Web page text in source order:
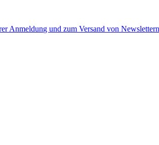
Anmeldung und zum Versand von